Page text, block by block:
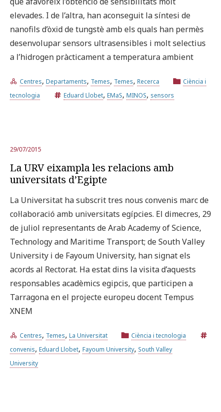
elevades. I de l’altra, han aconseguit la síntesi de
nanofils d’òxid de tungstè amb els quals han permès
desenvolupar sensors ultrasensibles i molt selectius
a l’hidrogen pràcticament a temperatura ambient
Centres, Departaments, Temes, Temes, Recerca
Ciència i
tecnologia
Eduard Llobet, EMaS, MINOS, sensors
29/07/2015
La URV eixampla les relacions amb
universitats d’Egipte
La Universitat ha subscrit tres nous convenis marc de
col·laboració amb universitats egípcies. El dimecres, 29
de juliol representants de Arab Academy of Science,
Technology and Maritime Transport; de South Valley
University i de Fayoum University, han signat els
acords al Rectorat. Ha estat dins la visita d’aquests
responsables acadèmics egipcis, que participen a
Tarragona en el projecte europeu docent Tempus
XNEM
Centres, Temes, La Universitat
Ciència i tecnologia
convenis, Eduard Llobet, Fayoum University, South Valley
University